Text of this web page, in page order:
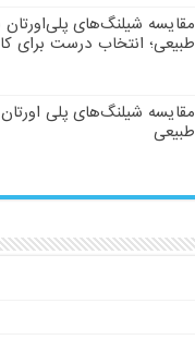
مقایسه شیلنگ‌های
طبیعی؛ انتخاب درست برای
مقایسه شیلنگ‌های پلی
طبیعی